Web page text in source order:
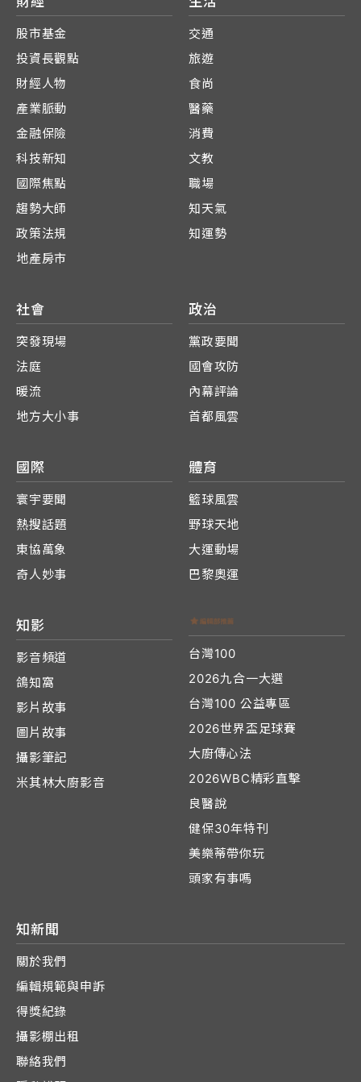
股市基金
投資長觀點
財經人物
產業脈動
金融保險
科技新知
國際焦點
趨勢大師
政策法規
地產房市
交通
旅遊
食尚
醫藥
消費
文教
職場
知天氣
知運勢
社會
突發現場
法庭
暖流
地方大小事
政治
黨政要聞
國會攻防
內幕評論
首都風雲
國際
寰宇要聞
熱搜話題
東協萬象
奇人妙事
體育
籃球風雲
野球天地
大運動場
巴黎奧運
知影
影音頻道
鴿知窩
影片故事
圖片故事
攝影筆記
米其林大廚影音
台灣100
2026九合一大選
台灣100 公益專區
2026世界盃足球賽
大廚傳心法
2026WBC精彩直擊
良醫說
健保30年特刊
美樂蒂帶你玩
頭家有事嗎
知新聞
關於我們
編輯規範與申訴
得獎紀錄
攝影棚出租
聯絡我們